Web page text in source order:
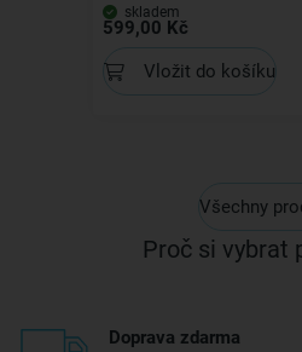
skladem
599,00 Kč
Vložit do košíku
Všechny
Proč si vybrat
Doprava zdarma